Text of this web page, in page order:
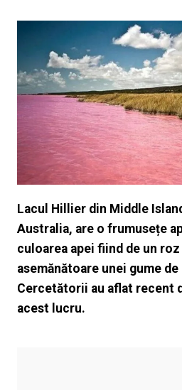
Lacul Hillier din Middle
Australia, are o frumusețe
culoarea apei fiind de un
asemănătoare unei gume
Cercetătorii au aflat recent
acest lucru.